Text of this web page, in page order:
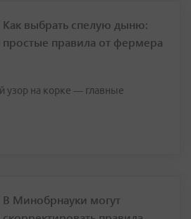
Как выбрать спелую дыню:
простые правила от фермера
узор на корке — главные
В Минобрнауки могут